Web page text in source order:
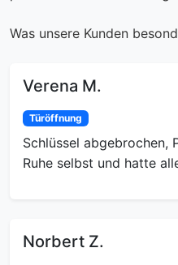
Was unsere Kunden
Verena M.
Türöffnung
Schlüssel abgebrochen,
Ruhe selbst und hatte
Norbert Z.